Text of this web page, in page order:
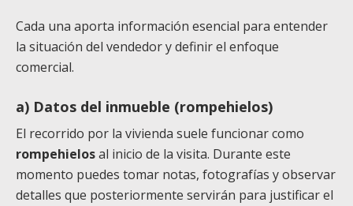
Cada una aporta información esencial para entender
la situación del vendedor y definir el enfoque
comercial.
a) Datos del inmueble (rompehielos)
El recorrido por la vivienda suele funcionar como
rompehielosal inicio de la visita. Durante este
momento puedes tomar notas, fotografías y observar
detalles que posteriormente servirán para justificar el